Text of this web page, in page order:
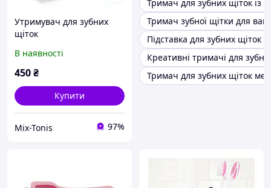
Утримувач для зубних
щіток
В наявності
450₴
Купити
Mix-Tonis 97%
Тримач для зубних щіток із
Тримач зубної щітки для
Підставка для зубних щіток
Креативні тримачі для
Тримач для зубних щіток